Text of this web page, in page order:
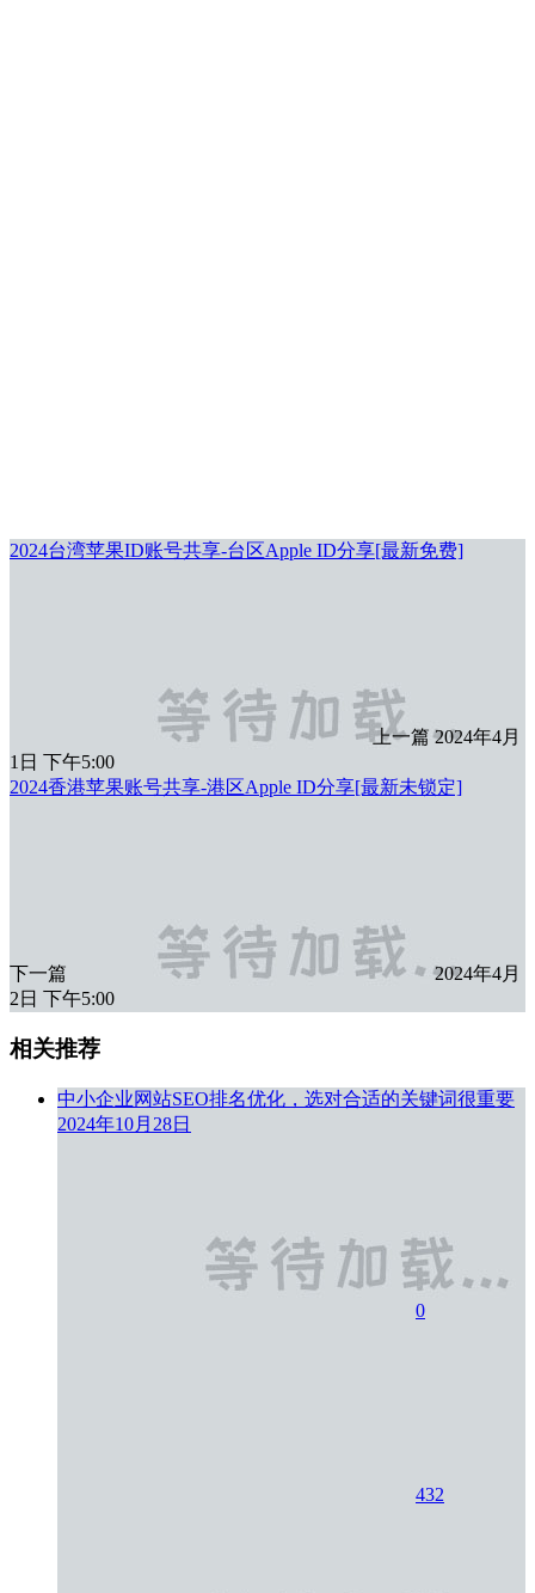
2024台湾苹果ID账号共享-台区Apple ID分享[最新免费]
上一篇 2024年4月
1日 下午5:00
2024香港苹果账号共享-港区Apple ID分享[最新未锁定]
下一篇
2024年4月
2日 下午5:00
相关推荐
中小企业网站SEO排名优化，选对合适的关键词很重要
2024年10月28日
0
432